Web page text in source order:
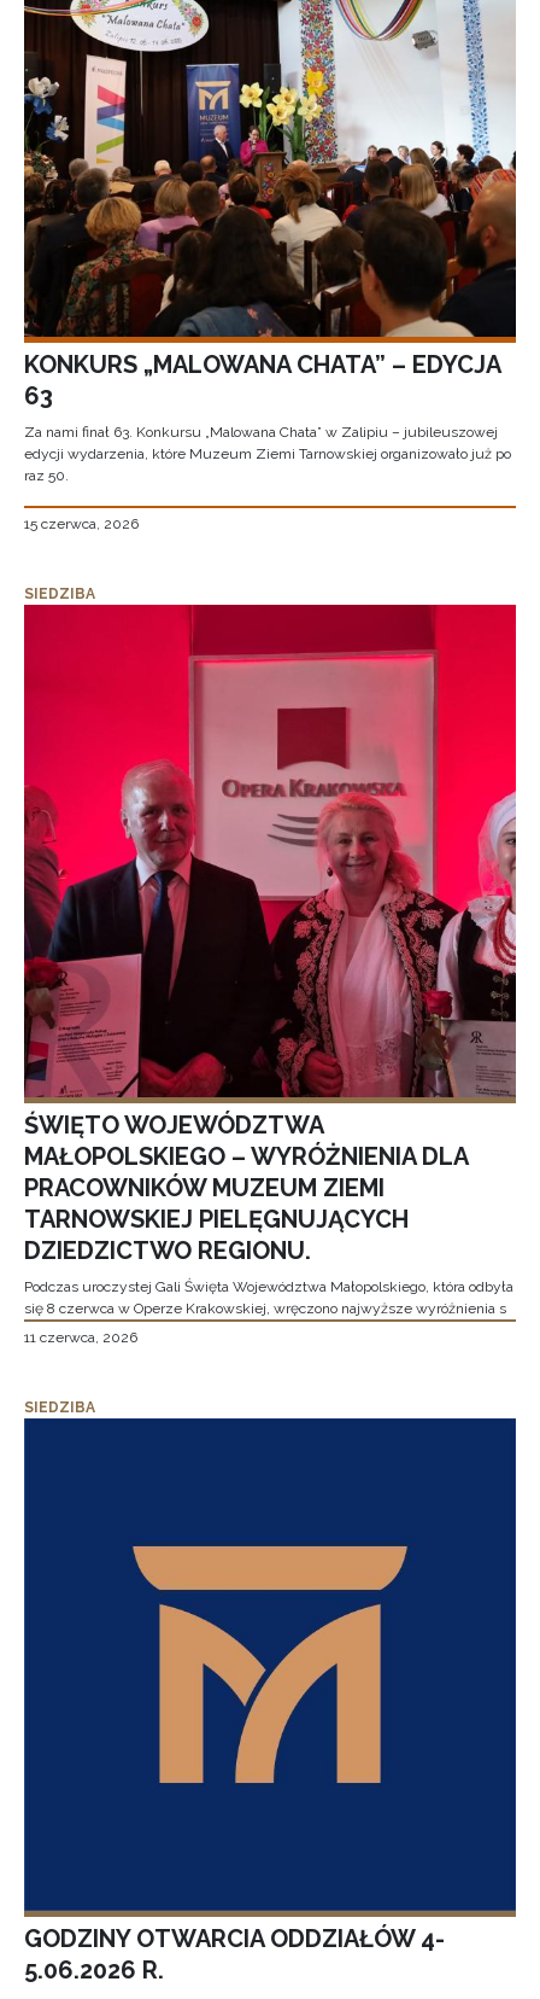
KONKURS „MALOWANA CHATA” – EDYCJA
63
Za nami finał 63. Konkursu „Malowana Chata” w Zalipiu – jubileuszowej
edycji wydarzenia, które Muzeum Ziemi Tarnowskiej organizowało już po
raz 50.
15 czerwca, 2026
SIEDZIBA
ŚWIĘTO WOJEWÓDZTWA
MAŁOPOLSKIEGO – WYRÓŻNIENIA DLA
PRACOWNIKÓW MUZEUM ZIEMI
TARNOWSKIEJ PIELĘGNUJĄCYCH
DZIEDZICTWO REGIONU.
Podczas uroczystej Gali Święta Województwa Małopolskiego, która odbyła
się 8 czerwca w Operze Krakowskiej, wręczono najwyższe wyróżnienia s
11 czerwca, 2026
SIEDZIBA
GODZINY OTWARCIA ODDZIAŁÓW 4-
5.06.2026 R.